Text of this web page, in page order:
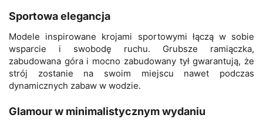
Sportowa elegancja
Modele inspirowane krojami sportowymi łączą w sobie
wsparcie i swobodę ruchu. Grubsze ramiączka,
zabudowana góra i mocno zabudowany tył gwarantują, że
strój zostanie na swoim miejscu nawet podczas
dynamicznych zabaw w wodzie.
Glamour w minimalistycznym wydaniu